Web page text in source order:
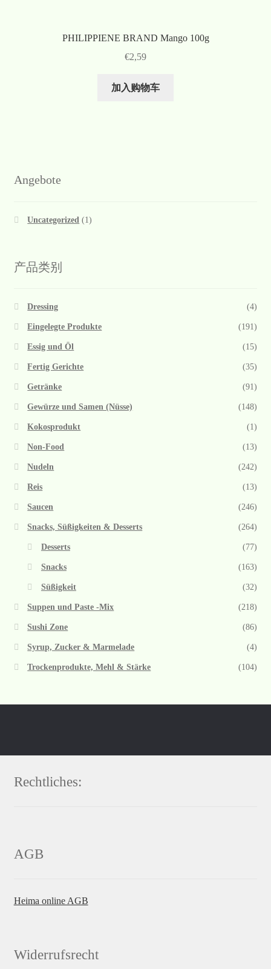
PHILIPPIENE BRAND Mango 100g
€2,59
加入购物车
Angebote
Uncategorized (1)
产品类别
Dressing (4)
Eingelegte Produkte (191)
Essig und Öl (15)
Fertig Gerichte (35)
Getränke (91)
Gewürze und Samen (Nüsse) (148)
Kokosprodukt (1)
Non-Food (13)
Nudeln (242)
Reis (13)
Saucen (246)
Snacks, Süßigkeiten & Desserts (264)
Desserts (77)
Snacks (163)
Süßigkeit (32)
Suppen und Paste -Mix (218)
Sushi Zone (86)
Syrup, Zucker & Marmelade (4)
Trockenprodukte, Mehl & Stärke (104)
Rechtliches:
AGB
Heima online AGB
Widerrufsrecht